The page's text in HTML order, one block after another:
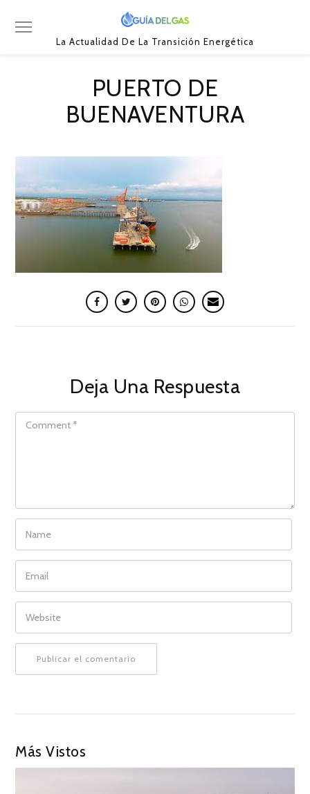
La Actualidad De La Transición Energética
PUERTO DE
BUENAVENTURA
Deja Una Respuesta
COMMENT
NAME
EMAIL
WEBSITE
Más Vistos